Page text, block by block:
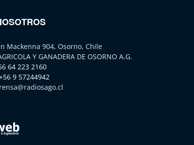
Mackenna 904, Osorno, Chile
Y GANADERA DE OSORNO A.G.
64 223 2160
9 57244942